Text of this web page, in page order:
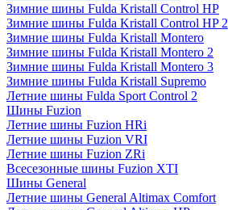
Зимние шины Fulda Kristall Control HP
Зимние шины Fulda Kristall Control HP 2
Зимние шины Fulda Kristall Montero
Зимние шины Fulda Kristall Montero 2
Зимние шины Fulda Kristall Montero 3
Зимние шины Fulda Kristall Supremo
Летние шины Fulda Sport Control 2
Шины Fuzion
Летние шины Fuzion HRi
Летние шины Fuzion VRI
Летние шины Fuzion ZRi
Всесезонные шины Fuzion XTI
Шины General
Летние шины General Altimax Comfort